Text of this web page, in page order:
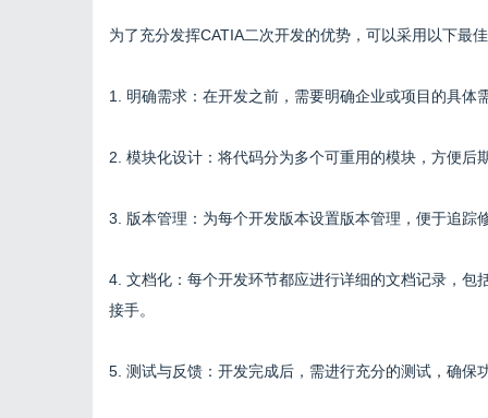
为了充分发挥CATIA二次开发的优势，可以采用以下最
1. 明确需求：在开发之前，需要明确企业或项目的具体
2. 模块化设计：将代码分为多个可重用的模块，方便后
3. 版本管理：为每个开发版本设置版本管理，便于追踪
4. 文档化：每个开发环节都应进行详细的文档记录，
接手。
5. 测试与反馈：开发完成后，需进行充分的测试，确保